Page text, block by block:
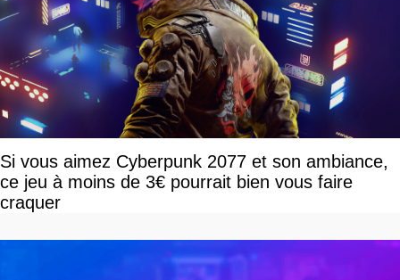
Si vous aimez Cyberpunk 2077 et son ambiance,
ce jeu à moins de 3€ pourrait bien vous faire
craquer